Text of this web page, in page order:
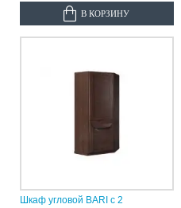
В КОРЗИНУ
Шкаф угловой BARI с 2